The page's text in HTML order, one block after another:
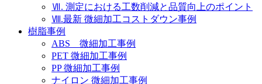
Ⅶ. 測定における工数削減と品質向上のポイント
Ⅷ.最新 微細加工コストダウン事例
樹脂事例
ABS 微細加工事例
PET 微細加工事例
PP 微細加工事例
ナイロン 微細加工事例